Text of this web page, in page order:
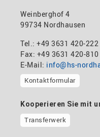
Weinberghof 4
99734 Nordhausen
Tel.: +49 3631 420-222
Fax: +49 3631 420-810
E-Mail: info@hs-
Kontaktformular
Kooperieren Sie mit
Transferwerk